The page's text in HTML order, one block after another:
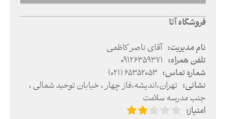
فروشگاه آتا
نام مدیریت: آقای ناصر کاظمی
تلفن همراه:
09126359371
شماره تماس:
(021) 65352053
نشانی: تهران،اندیشه،فاز چهار ، خیابان توحید شمالی ،
جنب مدرسه سلامت
امتیاز: